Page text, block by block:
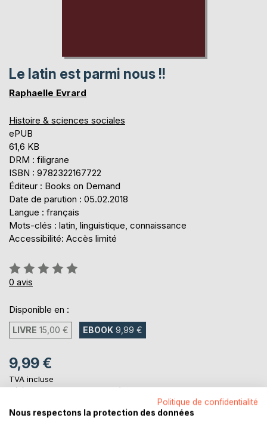
Le latin est parmi nous !!
Raphaelle Evrard
Histoire & sciences sociales
ePUB
61,6 KB
DRM : filigrane
ISBN : 9782322167722
Éditeur : Books on Demand
Date de parution : 05.02.2018
Langue : français
Mots-clés : latin, linguistique, connaissance
Accessibilité: Accès limité
Évaluation:
0%
0 avis
Disponible en :
LIVRE 15,00 € EBOOK 9,99 €
9,99 €
TVA incluse
Téléchargement disponible dès maintenant
Politique de confidentialité
Nous respectons la protection des données